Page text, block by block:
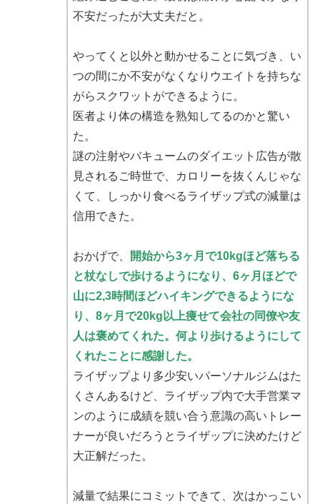
不安だったが大丈夫だと。
やってくと以外と動かせることに気づき、い
つの間にか不安がなくなりウエイトを持ちな
がらスクワットができるように。
医者より体の構造を熟知してるのかと驚い
た。
謎の注射やバキュームのダイエット広告が散
見されるご時世で、カロリーを抜くんじゃな
くて、しっかり食べるライザップ式の減量は
信用できた。
おかげで、
開始から3ヶ月で10kgほど落ちる
と杖なしで歩けるようになり、6ヶ月ほどで
山に2,3時間ほどハイキングできるようにな
り、8ヶ月で20kg以上痩せて会社の同僚や友
人は褒めてくれた。何より歩けるようにして
くれたことに感謝した。
ライザップより多少安いパーソナルジムはた
くさんあるけど、ライザップ内で大手営業マ
ンのように成績を競い合う意識の高いトレー
ナーが良いだろうとライザップに決めたけど
大正解だった。
減量で結果にコミットできて、次はかっこい